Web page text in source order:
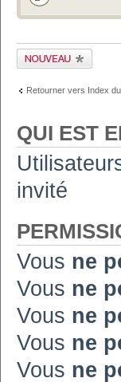
Publier un nouveau
sujet
Retourner vers Index
QUI EST
invité
Vous ne
Vous ne
Vous ne
Vous ne
Vous ne